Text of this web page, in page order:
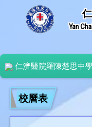
Yan
仁濟醫院羅陳楚思中學
校曆表